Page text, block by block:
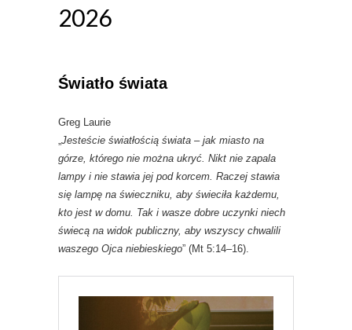
2026
Światło świata
Greg Laurie
„Jesteście światłością świata – jak miasto na
górze, którego nie można ukryć. Nikt nie zapala
lampy i nie stawia jej pod korcem. Raczej stawia
się lampę na świeczniku, aby świeciła każdemu,
kto jest w domu. Tak i wasze dobre uczynki niech
świecą na widok publiczny, aby wszyscy chwalili
waszego Ojca niebieskiego” (Mt 5:14–16).